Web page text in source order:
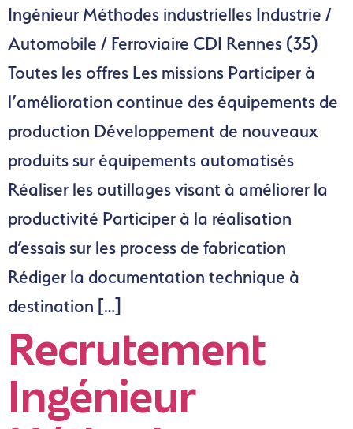
Ingénieur Méthodes industrielles Industrie /
Automobile / Ferroviaire CDI Rennes (35)
Toutes les offres Les missions Participer à
l’amélioration continue des équipements de
production Développement de nouveaux
produits sur équipements automatisés
Réaliser les outillages visant à améliorer la
productivité Participer à la réalisation
d’essais sur les process de fabrication
Rédiger la documentation technique à
destination […]
Recrutement
Ingénieur